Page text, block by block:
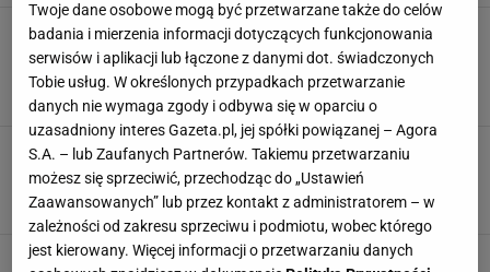
Pancakes - przepis na amerykańskie placki
Magdy Gessler. Użyj tego składnika, a wyjdą
idealne
MAGDA GESSLER NALEŚNIKI NEWS
Pankejki - przepis rodem z amerykańskich
barów. Ważna jest zasada trzech kroków
AMERYKAŃSKIE NALEŚNIKI NA SŁODKO PANCAKE
Pankejki - przepis na puszyste placuszki.
Twoje dane osobowe mogą być przetwarzane także do celów
badania i mierzenia informacji dotyczących funkcjonowania
serwisów i aplikacji lub łączone z danymi dot. świadczonych
Tobie usług. W określonych przypadkach przetwarzanie
danych nie wymaga zgody i odbywa się w oparciu o
uzasadniony interes Gazeta.pl, jej spółki powiązanej – Agora
S.A. – lub Zaufanych Partnerów. Takiemu przetwarzaniu
możesz się sprzeciwić, przechodząc do „Ustawień
Zaawansowanych” lub przez kontakt z administratorem – w
zależności od zakresu sprzeciwu i podmiotu, wobec którego
jest kierowany. Więcej informacji o przetwarzaniu danych